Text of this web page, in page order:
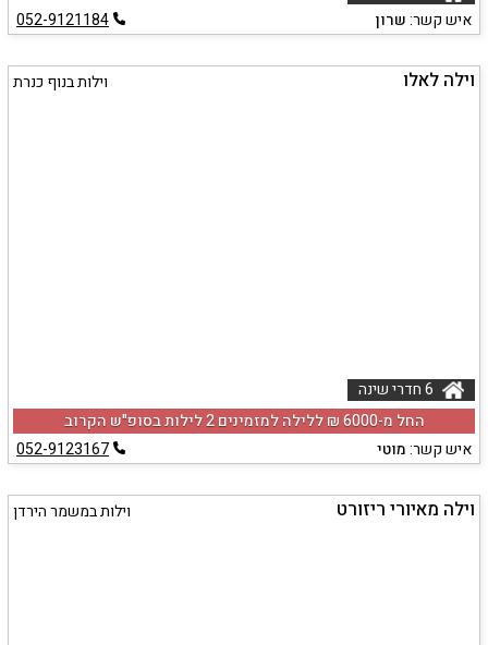
איש קשר:שרון 052-9121184
וילה לאלו וילות בנוף כנרת
החל מ-‏6000 ₪ ללילה למזמינים 2 לילות בסופ"ש הקרוב
איש קשר:מוטי 052-9123167
וילה מאיורי ריזורט וילות במשמר הירדן